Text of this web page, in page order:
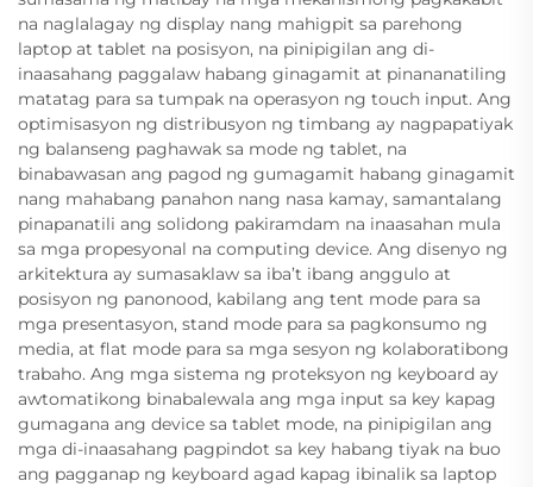
na naglalagay ng display nang mahigpit sa parehong
laptop at tablet na posisyon, na pinipigilan ang di-
inaasahang paggalaw habang ginagamit at pinananatiling
matatag para sa tumpak na operasyon ng touch input. Ang
optimisasyon ng distribusyon ng timbang ay nagpapatiyak
ng balanseng paghawak sa mode ng tablet, na
binabawasan ang pagod ng gumagamit habang ginagamit
nang mahabang panahon nang nasa kamay, samantalang
pinapanatili ang solidong pakiramdam na inaasahan mula
sa mga propesyonal na computing device. Ang disenyo ng
arkitektura ay sumasaklaw sa iba’t ibang anggulo at
posisyon ng panonood, kabilang ang tent mode para sa
mga presentasyon, stand mode para sa pagkonsumo ng
media, at flat mode para sa mga sesyon ng kolaboratibong
trabaho. Ang mga sistema ng proteksyon ng keyboard ay
awtomatikong binabalewala ang mga input sa key kapag
gumagana ang device sa tablet mode, na pinipigilan ang
mga di-inaasahang pagpindot sa key habang tiyak na buo
ang pagganap ng keyboard agad kapag ibinalik sa laptop